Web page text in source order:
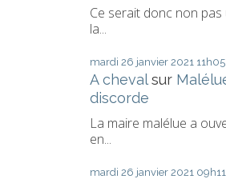
Ce serait donc non
la...
mardi 26 janvier 2021 11h05
A chevalsur
discorde
La maire malélue a
en...
mardi 26 janvier 2021 09h11